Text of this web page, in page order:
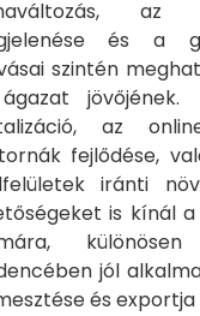
az
és a
szintén
jövőjének.
az
fejlődése,
iránti
is kínál
jól
és exportja